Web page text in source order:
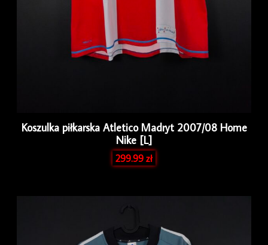
Koszulka piłkarska Atletico Madryt 2007/08 Home
Nike [L]
299.99zł